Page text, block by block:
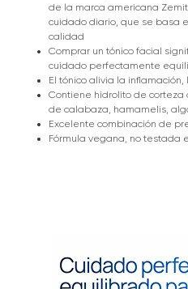
de la marca americana
cuidado diario, que se basa
calidad
Comprar un tónico facial
cuidado perfectamente
El tónico alivia la
Contiene hidrolito de
de calabaza, hamamelis,
Excelente combinación de
Fórmula vegana, no testada